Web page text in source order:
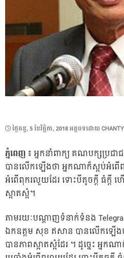
POSTED
ថ្ងៃ​ចន្ទ, 5 ខែ​វិច្ឆិកា, 2018អត្ថបទដោយCHANTY
ភ្នំពេញ ៖អ្នកនាំពាក្យ គណបក្សប្រជ
បានលើកឡើងថា អ្នកណាក៏ស្អប់អំ
អំពើពុករលួយដែរ ទោះបីតូចក្តី ធំក្តី
ស្អាតស្អំ។
តាមរយៈបណ្តាញទំនាក់ទំនង
ឯកឧត្តម សុខ ឥសាន បានលើកឡើង
បានភាពស្អាតស្អំដែរ​ ។ ដូច្នេះ​ អ្